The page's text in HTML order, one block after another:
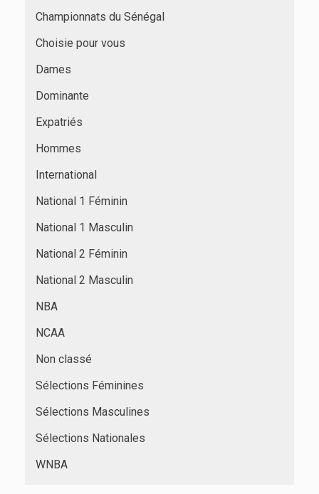
Championnats du Sénégal
Choisie pour vous
Dames
Dominante
Expatriés
Hommes
International
National 1 Féminin
National 1 Masculin
National 2 Féminin
National 2 Masculin
NBA
NCAA
Non classé
Sélections Féminines
Sélections Masculines
Sélections Nationales
WNBA